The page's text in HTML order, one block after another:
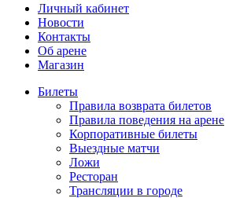
Личный кабинет
Новости
Контакты
Об арене
Магазин
Билеты
Правила возврата билетов
Правила поведения на арене
Корпоративные билеты
Выездные матчи
Ложи
Ресторан
Трансляции в городе